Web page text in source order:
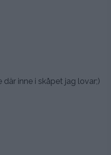
inne i skåpet jag lovar;)